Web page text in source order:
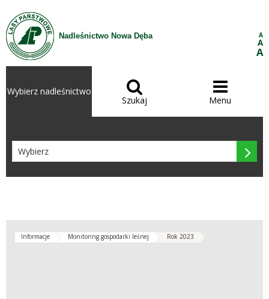
Przejdź do treści
Nadleśnictwo Nowa Dęba A
A
A
Wybierz nadleśnictwo 
Szukaj

Menu

Informacje Monitoring gospodarki leśnej Rok 2023